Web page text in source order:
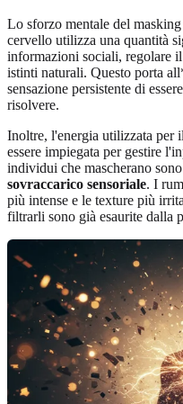
Lo sforzo mentale del
cervello utilizza una quantità
informazioni sociali, regolare
istinti naturali. Questo porta
sensazione persistente di
risolvere.
Inoltre, l'energia utilizzata per
essere impiegata per gestire
individui che mascherano
sovraccarico sensoriale. I
più intense e le texture più
filtrarli sono già esaurite dalla